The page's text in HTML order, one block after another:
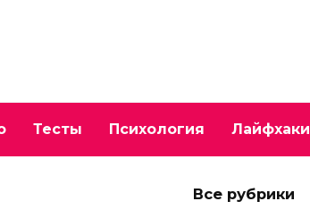
Тесты Психология Лайфхаки
Все рубрики